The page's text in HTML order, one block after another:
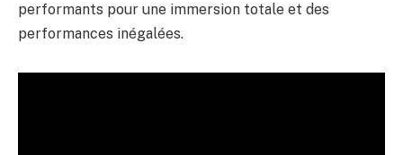
performants pour une immersion totale et des
performances inégalées.